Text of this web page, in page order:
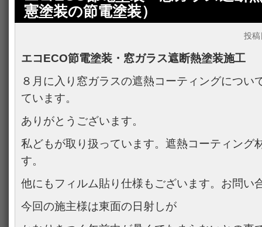
憲塗装の節電塗装）
投稿
エコECO節電塗装・窓ガラス遮断熱塗装施工
８月に入り窓ガラスの遮熱コーティングについ
ています。
ありがとうございます。
私どもが取り扱っています。遮熱コーティング
す。
他にもフィルム貼り仕様もございます。お問い
今回の施主様は東面の日射しが